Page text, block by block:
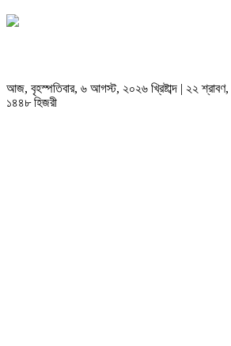
আজ, বৃহস্পতিবার, ৬ আগস্ট, ২০২৬ খ্রিষ্টাব্দ | ২২ শ্রাবণ,
১৪৪৮ হিজরী